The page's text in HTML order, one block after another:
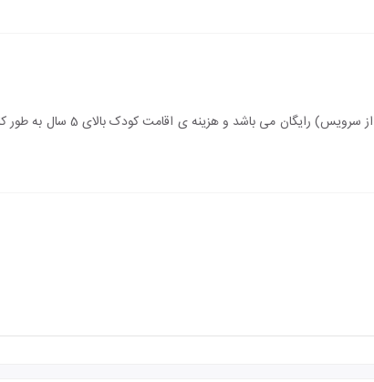
سن اقامت کودک زیر 5 سال